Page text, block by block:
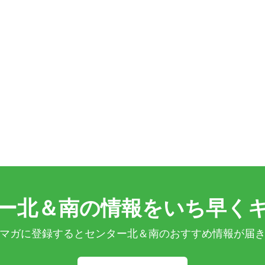
北＆南の情報をいち早く
ガに登録するとセンター北＆南のおすすめ情報が届